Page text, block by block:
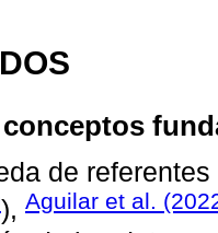
de
), Aguilar et al.